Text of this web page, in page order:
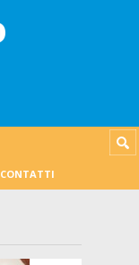
CONTATTI